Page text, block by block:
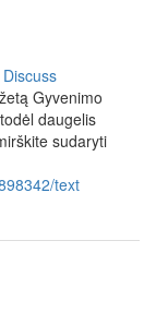
Discuss
Gyvenimo
daugelis
sudaryti
text